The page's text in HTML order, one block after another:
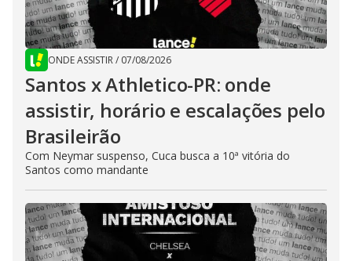
ONDE ASSISTIR/ 07/08/2026
Santos x Athletico-PR: onde
assistir, horário e escalações pelo
Brasileirão
Com Neymar suspenso, Cuca busca a 10ª vitória do
Santos como mandante